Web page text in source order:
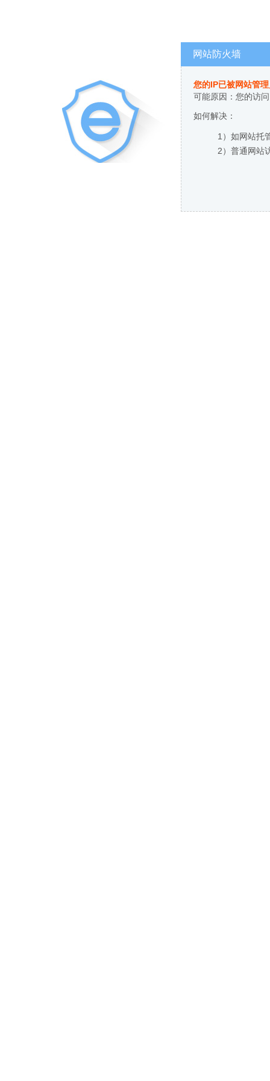
网站防火墙
您的IP已被网站管
可能原因：您的访
如何解决：
1）如网站托
2）普通网站